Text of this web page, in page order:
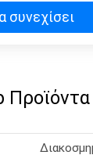
συνεχίσει
Προϊόντα